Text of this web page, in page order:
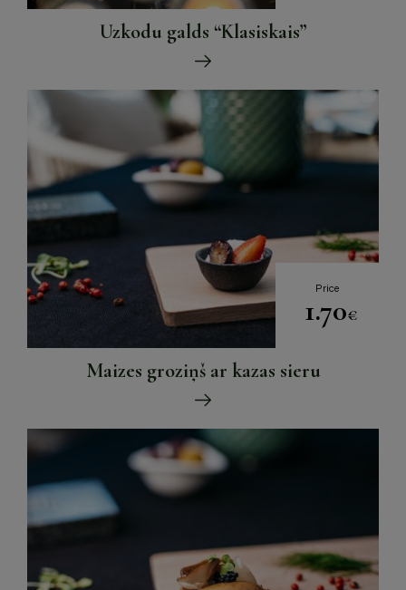
Uzkodu galds “Klasiskais”
Price
1.70€
Maizes groziņš ar kazas sieru